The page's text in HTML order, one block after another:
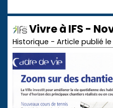
Vivre à IFS -
Historique - Article publié le